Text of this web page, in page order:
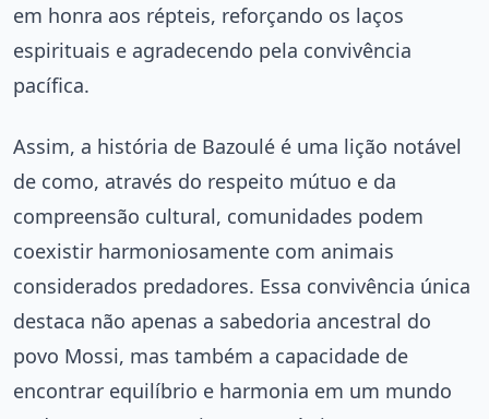
em honra aos répteis, reforçando os laços
espirituais e agradecendo pela convivência
pacífica.
Assim, a história de Bazoulé é uma lição notável
de como, através do respeito mútuo e da
compreensão cultural, comunidades podem
coexistir harmoniosamente com animais
considerados predadores. Essa convivência única
destaca não apenas a sabedoria ancestral do
povo Mossi, mas também a capacidade de
encontrar equilíbrio e harmonia em um mundo